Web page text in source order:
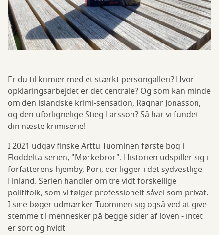
Er du til krimier med et stærkt persongalleri? Hvor
opklaringsarbejdet er det centrale? Og som kan minde
om den islandske krimi-sensation, Ragnar Jonasson,
og den uforlignelige Stieg Larsson? Så har vi fundet
din næste krimiserie!
I 2021 udgav finske Arttu Tuominen første bog i
Floddelta-serien, "Mørkebror". Historien udspiller sig i
forfatterens hjemby, Pori, der ligger i det sydvestlige
Finland. Serien handler om tre vidt forskellige
politifolk, som vi følger professionelt såvel som privat.
I sine bøger udmærker Tuominen sig også ved at give
stemme til mennesker på begge sider af loven - intet
er sort og hvidt.